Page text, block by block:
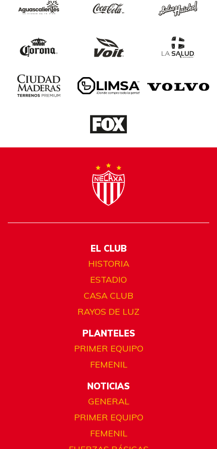
EL CLUB
HISTORIA
ESTADIO
CASA CLUB
RAYOS DE LUZ
PLANTELES
PRIMER EQUIPO
FEMENIL
NOTICIAS
GENERAL
PRIMER EQUIPO
FEMENIL